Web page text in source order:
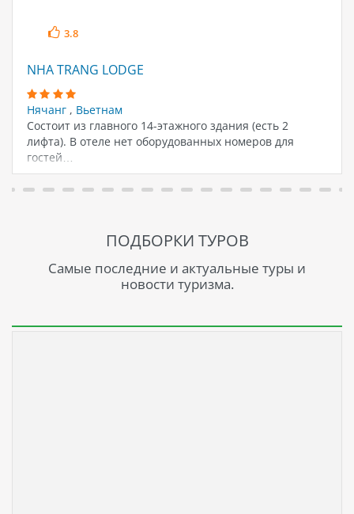
3.8
NHA TRANG LODGE
Нячанг , Вьетнам
Состоит из главного 14-этажного здания (есть 2
лифта). В отеле нет оборудованных номеров для
гостей…
ПОДБОРКИ ТУРОВ
Самые последние и актуальные туры и
новости туризма.